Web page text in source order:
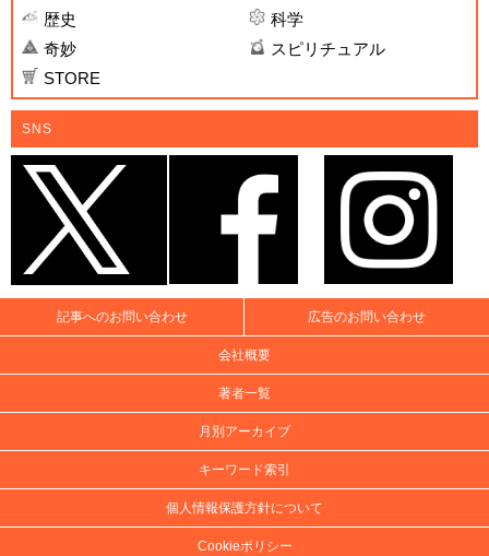
歴史
科学
奇妙
スピリチュアル
STORE
SNS
記事へのお問い合わせ 広告のお問い合わせ
会社概要
著者一覧
月別アーカイブ
キーワード索引
個人情報保護方針について
Cookieポリシー